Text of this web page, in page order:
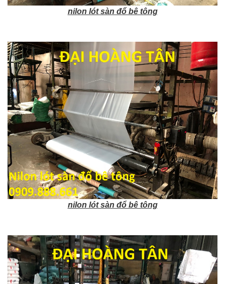
nilon lót sàn đổ bê tông
nilon lót sàn đổ bê tông